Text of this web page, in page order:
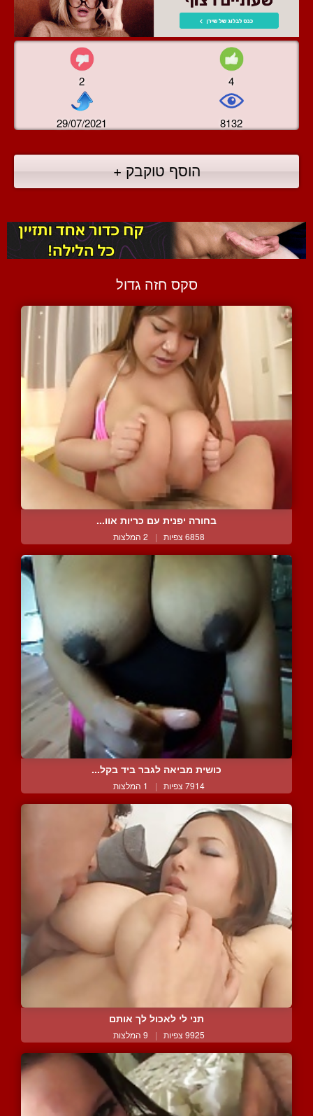
2 4
29/07/2021 8132
הוסף טוקבק +
סקס חזה גדול
בחורה יפנית עם כריות אוו...
6858 צפיות | 2 המלצות
כושית מביאה לגבר ביד בקל...
7914 צפיות | 1 המלצות
תני לי לאכול לך אותם
9925 צפיות | 9 המלצות